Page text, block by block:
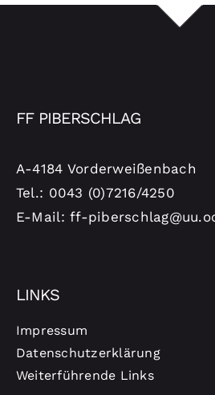
FF PIBERSCHLAG
A-4184 Vorderweißenbach
Tel.: 0043 (0)7216/4250
E-Mail: ff-
LINKS
Impressum
Datenschutzerklärung
Weiterführende Links